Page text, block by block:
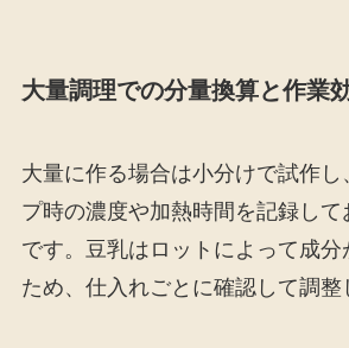
大量調理での分量換算と作業
大量に作る場合は小分けで試作し
プ時の濃度や加熱時間を記録して
です。豆乳はロットによって成分
ため、仕入れごとに確認して調整